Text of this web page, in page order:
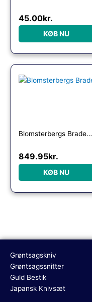
45.00kr.
KØB NU
Blomsterbergs Bradepande 35 x 25,5 x 6,3 cm Kobber
Den oprindelige
849.95kr.
Den
KØB NU
Grøntsagskniv
Grøntsagssnitter
Guld Bestik
Japansk Knivsæt